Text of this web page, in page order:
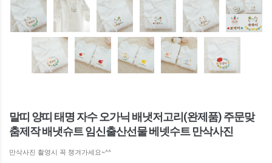
말띠 양띠 태명 자수 오가닉 배냇저고리(완제품) 주문맞
춤제작 배냇슈트 임신출산선물 베넷수트 만삭사진
만삭사진 촬영시 꼭 챙겨가세요~^^